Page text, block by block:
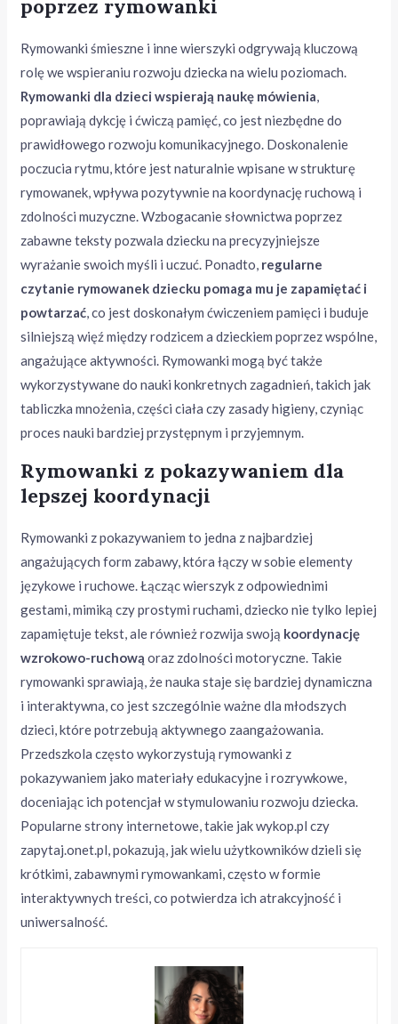
poprzez rymowanki
Rymowanki śmieszne i inne wierszyki odgrywają kluczową
rolę we wspieraniu rozwoju dziecka na wielu poziomach.
Rymowanki dla dzieci wspierają naukę mówienia,
poprawiają dykcję i ćwiczą pamięć, co jest niezbędne do
prawidłowego rozwoju komunikacyjnego. Doskonalenie
poczucia rytmu, które jest naturalnie wpisane w strukturę
rymowanek, wpływa pozytywnie na koordynację ruchową i
zdolności muzyczne. Wzbogacanie słownictwa poprzez
zabawne teksty pozwala dziecku na precyzyjniejsze
wyrażanie swoich myśli i uczuć. Ponadto, regularne
czytanie rymowanek dziecku pomaga mu je zapamiętać i
powtarzać, co jest doskonałym ćwiczeniem pamięci i buduje
silniejszą więź między rodzicem a dzieckiem poprzez wspólne,
angażujące aktywności. Rymowanki mogą być także
wykorzystywane do nauki konkretnych zagadnień, takich jak
tabliczka mnożenia, części ciała czy zasady higieny, czyniąc
proces nauki bardziej przystępnym i przyjemnym.
Rymowanki z pokazywaniem dla
lepszej koordynacji
Rymowanki z pokazywaniem to jedna z najbardziej
angażujących form zabawy, która łączy w sobie elementy
językowe i ruchowe. Łącząc wierszyk z odpowiednimi
gestami, mimiką czy prostymi ruchami, dziecko nie tylko lepiej
zapamiętuje tekst, ale również rozwija swoją koordynację
wzrokowo-ruchową oraz zdolności motoryczne. Takie
rymowanki sprawiają, że nauka staje się bardziej dynamiczna
i interaktywna, co jest szczególnie ważne dla młodszych
dzieci, które potrzebują aktywnego zaangażowania.
Przedszkola często wykorzystują rymowanki z
pokazywaniem jako materiały edukacyjne i rozrywkowe,
doceniając ich potencjał w stymulowaniu rozwoju dziecka.
Popularne strony internetowe, takie jak wykop.pl czy
zapytaj.onet.pl, pokazują, jak wielu użytkowników dzieli się
krótkimi, zabawnymi rymowankami, często w formie
interaktywnych treści, co potwierdza ich atrakcyjność i
uniwersalność.